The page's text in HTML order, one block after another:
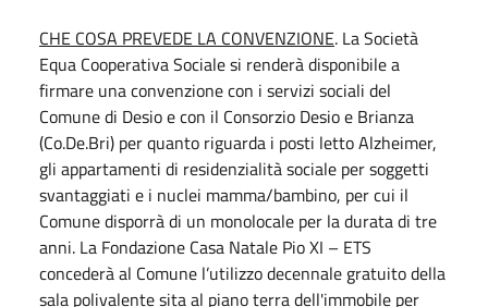
CHE COSA PREVEDE LA CONVENZIONE. La Società
Equa Cooperativa Sociale si renderà disponibile a
firmare una convenzione con i servizi sociali del
Comune di Desio e con il Consorzio Desio e Brianza
(Co.De.Bri) per quanto riguarda i posti letto Alzheimer,
gli appartamenti di residenzialità sociale per soggetti
svantaggiati e i nuclei mamma/bambino, per cui il
Comune disporrà di un monolocale per la durata di tre
anni. La Fondazione Casa Natale Pio XI – ETS
concederà al Comune l’utilizzo decennale gratuito della
sala polivalente sita al piano terra dell'immobile per